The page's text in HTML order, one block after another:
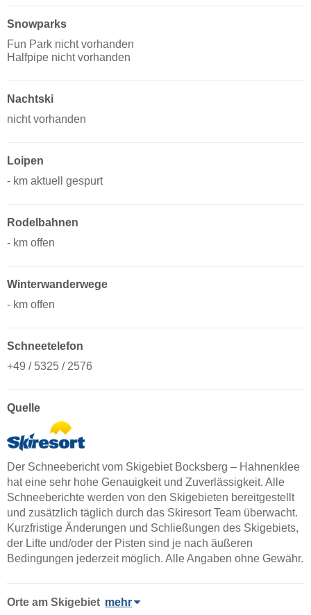
Snowparks
Fun Park nicht vorhanden
Halfpipe nicht vorhanden
Nachtski
nicht vorhanden
Loipen
- km aktuell gespurt
Rodelbahnen
- km offen
Winterwanderwege
- km offen
Schneetelefon
+49 / 5325 / 2576
Quelle
Der Schneebericht vom Skigebiet Bocksberg – Hahnenklee
hat eine sehr hohe Genauigkeit und Zuverlässigkeit. Alle
Schneeberichte werden von den Skigebieten bereitgestellt
und zusätzlich täglich durch das Skiresort Team überwacht.
Kurzfristige Änderungen und Schließungen des Skigebiets,
der Lifte und/oder der Pisten sind je nach äußeren
Bedingungen jederzeit möglich. Alle Angaben ohne Gewähr.
Orte am Skigebiet mehr